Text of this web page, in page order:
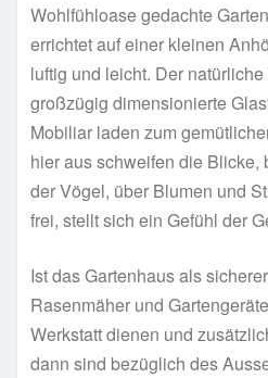
Wohlfühloase gedachte
errichtet auf einer kleinen
luftig und leicht. Der
großzügig dimensionierte
Mobiliar laden zum
hier aus schweifen die Blicke,
der Vögel, über Blumen und
frei, stellt sich ein Gefühl der
Ist das Gartenhaus als
Rasenmäher und
Werkstatt dienen und
dann sind bezüglich des